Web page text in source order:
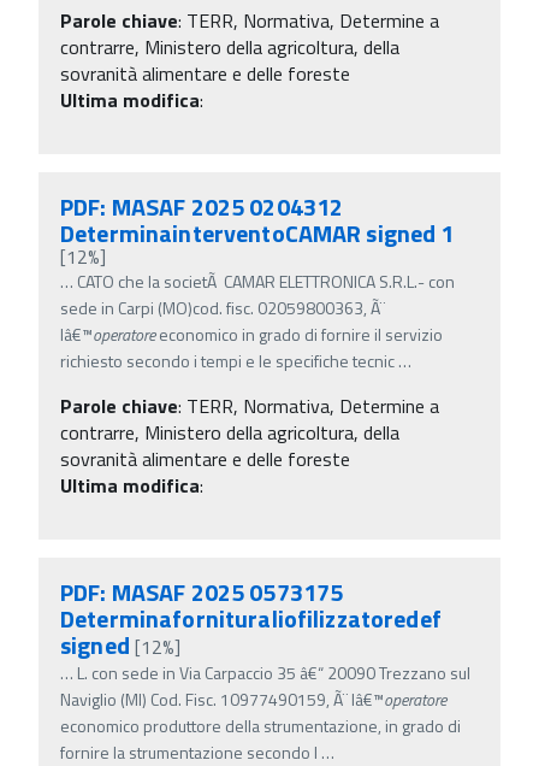
Parole chiave: TERR, Normativa, Determine a
contrarre, Ministero della agricoltura, della
sovranità alimentare e delle foreste
Ultima modifica:
PDF: MASAF 2025 0204312
DeterminainterventoCAMAR signed 1
[12%]
… CATO che la societÃ CAMAR ELETTRONICA S.R.L.- con
sede in Carpi (MO)cod. fisc. 02059800363, Ã¨
lâ€™operatoreeconomico in grado di fornire il servizio
richiesto secondo i tempi e le specifiche tecnic…
Parole chiave: TERR, Normativa, Determine a
contrarre, Ministero della agricoltura, della
sovranità alimentare e delle foreste
Ultima modifica:
PDF: MASAF 2025 0573175
Determinafornituraliofilizzatoredef
signed [12%]
… L. con sede in Via Carpaccio 35 â€“ 20090 Trezzano sul
Naviglio (MI) Cod. Fisc. 10977490159, Ã¨ lâ€™operatore
economico produttore della strumentazione, in grado di
fornire la strumentazione secondo l …